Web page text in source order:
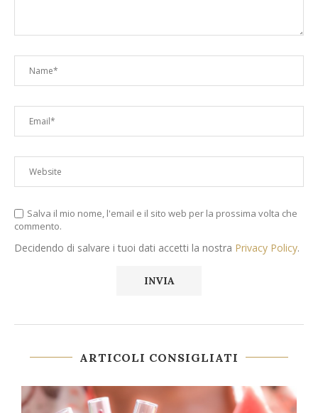
Salva il mio nome, l'email e il sito web per la prossima volta che
commento.
Decidendo di salvare i tuoi dati accetti la nostra Privacy Policy.
ARTICOLI CONSIGLIATI